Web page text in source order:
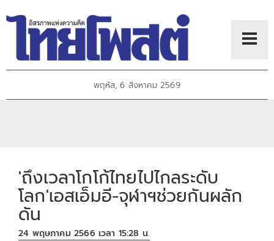
พฤหัส, 6 สิงหาคม 2569
'ถึงเวลาโกโก้ไทยไปไกลระดับ
โลก'เอสเอ็มอี-จุฬาฯช่วยกันผลัก
ดัน
24 พฤษภาคม 2566 เวลา 15:28 น.